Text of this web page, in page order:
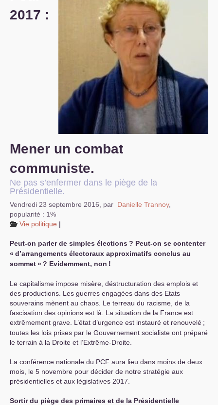
S’organiser
2017 :
Mener un combat
communiste.
Ne pas s’enfermer dans le piège de la
Présidentielle.
Vendredi 23 septembre 2016 par Danielle Trannoy,
popularité : 1%
Vie politique |
Peut-on parler de simples élections? Peut-on se contenter
« d’arrangements électoraux approximatifs conclus au
sommet»? Evidemment, non !
Le capitalisme impose misère, déstructuration des emplois et
des productions. Les guerres engagées dans des Etats
souverains mènent au chaos. Le terreau du racisme, de la
fascisation des opinions est là. La situation de la France est
extrêmement grave. L’état d’urgence est instauré et renouvelé ;
toutes les lois prises par le Gouvernement socialiste ont préparé
le terrain à la Droite et l’Extrême-Droite.
La conférence nationale du PCF aura lieu dans moins de deux
mois, le 5 novembre pour décider de notre stratégie aux
présidentielles et aux législatives 2017.
Sortir du piège des primaires et de la Présidentielle